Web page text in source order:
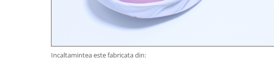
Incaltamintea este fabricata din: